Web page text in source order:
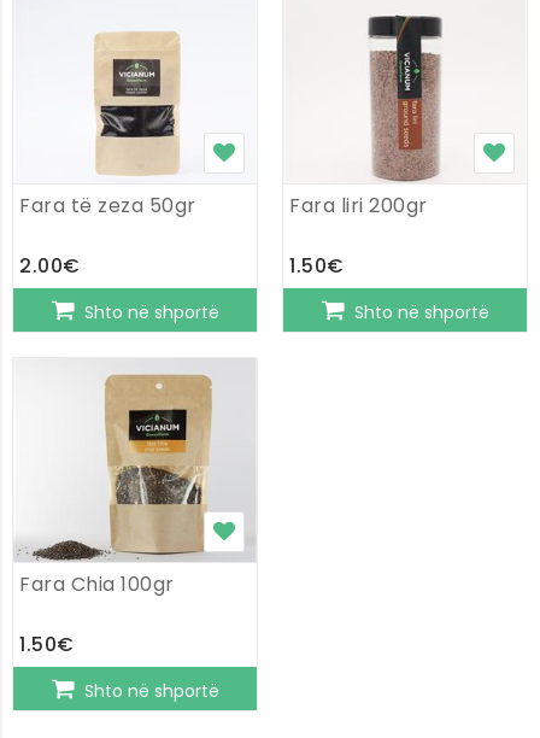
Fara të zeza 50gr
2.00€
Shto në shportë
Fara liri 200gr
1.50€
Shto në shportë
Fara Chia 100gr
1.50€
Shto në shportë